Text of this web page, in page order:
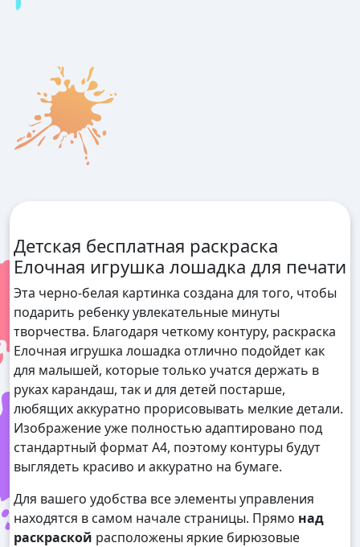
Детская бесплатная раскраска
Елочная игрушка лошадка для печати
Эта черно-белая картинка создана для того, чтобы
подарить ребенку увлекательные минуты
творчества. Благодаря четкому контуру, раскраска
Елочная игрушка лошадка отлично подойдет как
для малышей, которые только учатся держать в
руках карандаш, так и для детей постарше,
любящих аккуратно прорисовывать мелкие детали.
Изображение уже полностью адаптировано под
стандартный формат А4, поэтому контуры будут
выглядеть красиво и аккуратно на бумаге.
Для вашего удобства все элементы управления
находятся в самом начале страницы. Прямо над
раскраской расположены яркие бирюзовые